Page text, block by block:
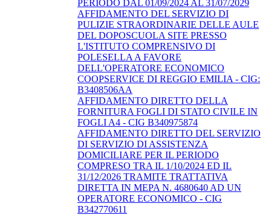
PERIODO DAL 01/09/2024 AL 31/07/2029
AFFIDAMENTO DEL SERVIZIO DI
PULIZIE STRAORDINARIE DELLE AULE
DEL DOPOSCUOLA SITE PRESSO
L'ISTITUTO COMPRENSIVO DI
POLESELLA A FAVORE
DELL'OPERATORE ECONOMICO
COOPSERVICE DI REGGIO EMILIA - CIG:
B3408506AA
AFFIDAMENTO DIRETTO DELLA
FORNITURA FOGLI DI STATO CIVILE IN
FOGLI A4 - CIG B340975874
AFFIDAMENTO DIRETTO DEL SERVIZIO
DI SERVIZIO DI ASSISTENZA
DOMICILIARE PER IL PERIODO
COMPRESO TRA IL 1/10/2024 ED IL
31/12/2026 TRAMITE TRATTATIVA
DIRETTA IN MEPA N. 4680640 AD UN
OPERATORE ECONOMICO - CIG
B342770611